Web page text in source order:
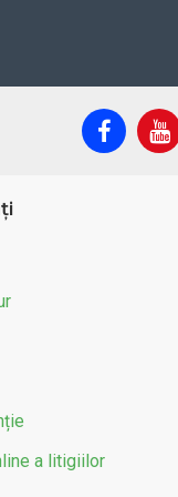
pe aer
a litigiilor